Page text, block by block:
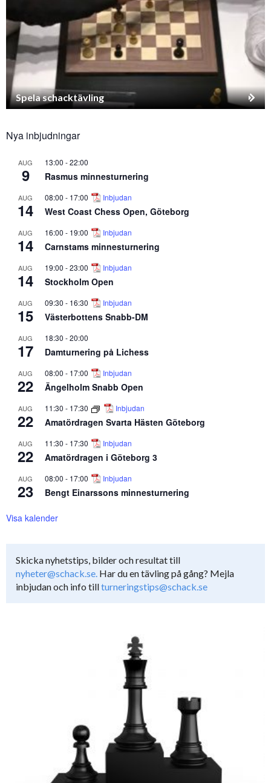
Spela schacktävling
Nya inbjudningar
AUG
9
13:00 -22:00
Rasmus minnesturnering
AUG
14
08:00 - 17:00 Inbjudan
West Coast Chess Open, Göteborg
AUG
14
16:00 - 19:00 Inbjudan
Carnstams minnesturnering
AUG
14
19:00 -23:00 Inbjudan
Stockholm Open
AUG
15
09:30 - 16:30 Inbjudan
Västerbottens Snabb-DM
AUG
17
18:30 -20:00
Damturnering på Lichess
AUG
22
08:00 - 17:00 Inbjudan
Ängelholm Snabb Open
AUG
22
11:30 - 17:30 Inbjudan
Amatördragen Svarta Hästen Göteborg
AUG
22
11:30 - 17:30 Inbjudan
Amatördragen i Göteborg 3
AUG
23
08:00 - 17:00 Inbjudan
Bengt Einarssons minnesturnering
Visa kalender
Skicka nyhetstips, bilder och resultat till
nyheter@schack.se. Har du en tävling på gång? Mejla
inbjudan och info tillturneringstips@schack.se